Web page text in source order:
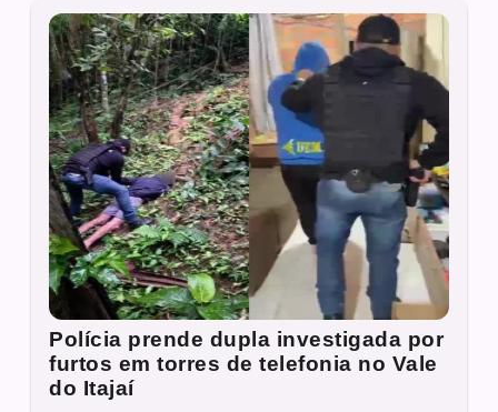
Polícia prende dupla investigada por
furtos em torres de telefonia no Vale
do Itajaí